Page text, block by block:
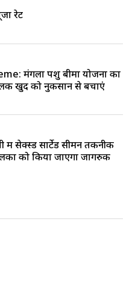
रेट
मंगला पशु बीमा योजना का
खुद को नुकसान से बचाएं
सेक्स्ड सार्टेड सीमन तकनीक
को किया जाएगा जागरुक